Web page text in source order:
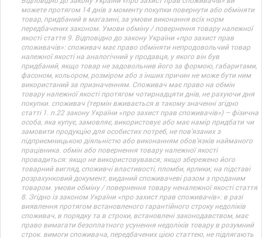
можете протягом 14 днів з моменту покупки повернути або обміняти
товар, придбаний в магазині, за умови виконання всіх норм
передбачених законом. Умови обміну / повернення товару належної
якості стаття 9. Відповідно до закону України «про захист прав
споживачів»: споживач має право обміняти непродовольчий товар
належної якості на аналогічний у продавця, у якого він був
придбаний, якщо товар не задовольнив його за формою, габаритами,
фасоном, кольором, розміром або з інших причин не може бути ним
використаний за призначенням. Споживач має право на обмін
товару належної якості протягом чотирнадцяти днів, не рахуючи дня
покупки. споживач (термін вживається в такому значенні згідно
статті 1. п.22 закону України «про захист прав споживачів») – фізична
особа, яка купує, замовляє, використовує або має намір придбати чи
замовити продукцію для особистих потреб, не пов’язаних з
підприємницькою діяльністю або виконанням обов’язків найманого
працівника. обмін або повернення товару належної якості
провадиться: якщо не використовувався; якщо збережено його
товарний вигляд, споживчі властивості, пломби, ярлики; на підставі
розрахунковий документ, виданий споживачеві разом з проданим
товаром. умови обміну / повернення товару неналежної якості стаття
8. Згідно із законом України «про захист прав споживачів»: в разі
виявлення протягом встановленого гарантійного строку недоліків
споживач, в порядку та в строки, встановлені законодавством, має
право вимагати безоплатного усунення недоліків товару в розумний
строк. вимоги споживача, передбачених цією статтею, не підлягають